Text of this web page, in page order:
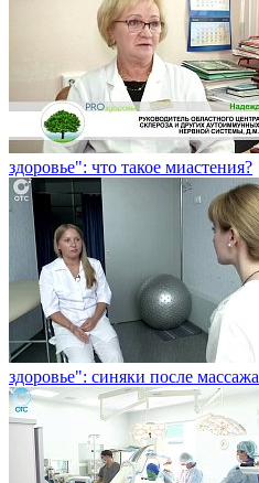
здоровье": что такое миастения?
здоровье": синяки после массажа